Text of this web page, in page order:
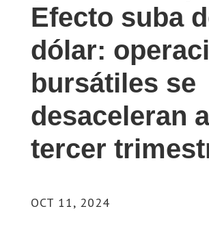
Efecto suba
dólar:
bursátiles se
desaceleran
tercer
OCT 11, 2024